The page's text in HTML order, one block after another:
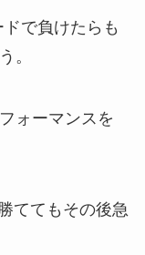
で負けたらも
。
ォーマンスを
ててもその後急